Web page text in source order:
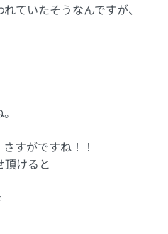
ていたそうなんですが、
すがですね！！
けると